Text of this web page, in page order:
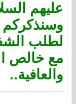
عليهم
وسنذكركم
لطلب
مع خالص
والعافية..